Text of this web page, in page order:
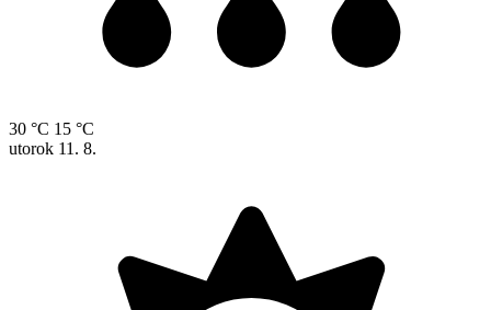
30 °C 15 °C
utorok 11. 8.